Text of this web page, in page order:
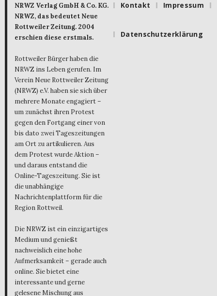
NRWZ Verlag GmbH & Co. KG.
NRWZ, das bedeutet Neue
Rottweiler Zeitung. 2004
erschien diese erstmals.
Rottweiler Bürger haben die
NRWZ ins Leben gerufen. Im
Verein Neue Rottweiler Zeitung
(NRWZ) e.V. haben sie sich über
mehrere Monate engagiert –
um zunächst ihren Protest
gegen den Fortgang einer von
bis dato zwei Tageszeitungen
am Ort zu artikulieren. Aus
dem Protest wurde Aktion –
und daraus entstand die
Online-Tageszeitung. Sie ist
die unabhängige
Nachrichtenplattform für die
Region Rottweil.
Die NRWZ ist ein einzigartiges
Medium und genießt
nachweislich eine hohe
Aufmerksamkeit – gerade auch
online. Sie bietet eine
interessante und gerne
gelesene Mischung aus
Kontakt Impressum
Datenschutzerklärung